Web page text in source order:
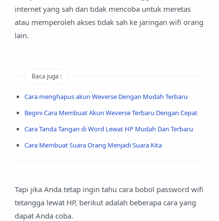
internet yang sah dan tidak mencoba untuk meretas
atau memperoleh akses tidak sah ke jaringan wifi orang
lain.
Baca juga :
Cara menghapus akun Weverse Dengan Mudah Terbaru
Begini Cara Membuat Akun Weverse Terbaru Dengan Cepat
Cara Tanda Tangan di Word Lewat HP Mudah Dan Terbaru
Cara Membuat Suara Orang Menjadi Suara Kita
Tapi jika Anda tetap ingin tahu cara bobol password wifi
tetangga lewat HP, berikut adalah beberapa cara yang
dapat Anda coba.